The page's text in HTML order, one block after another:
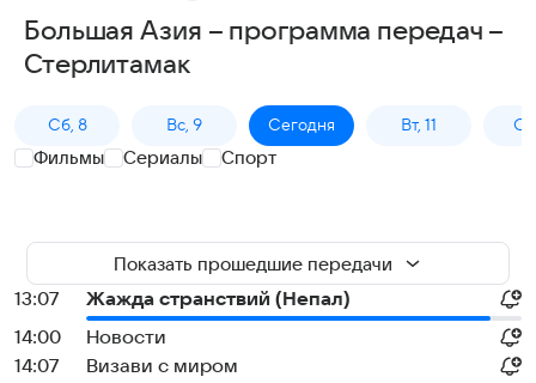
Большая Азия – программа передач –
Стерлитамак
Сб, 8 Вс, 9 Сегодня Вт, 11
Фильмы Сериалы Спорт
Показать прошедшие передачи
13:07
Жажда странствий (Непал)
14:00
Новости
14:07
Визави с миром